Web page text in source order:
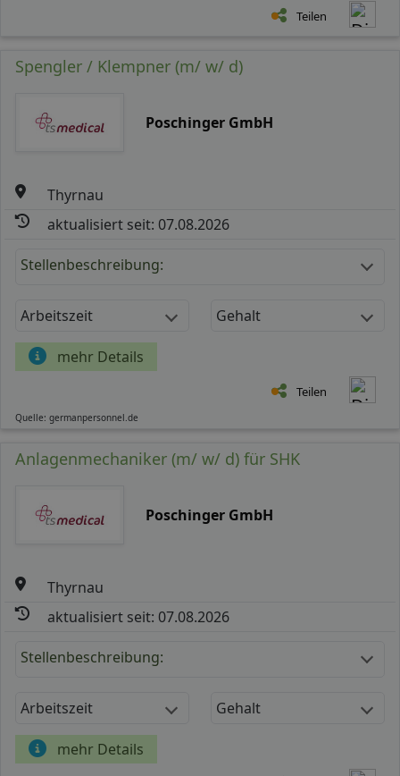
Teilen
Spengler / Klempner (m/ w/ d)
Poschinger GmbH
Thyrnau
aktualisiert seit: 07.08.2026
Stellenbeschreibung:
Arbeitszeit Gehalt
mehr Details
Teilen
Quelle: germanpersonnel.de
Anlagenmechaniker (m/ w/ d) für SHK
Poschinger GmbH
Thyrnau
aktualisiert seit: 07.08.2026
Stellenbeschreibung:
Arbeitszeit Gehalt
mehr Details